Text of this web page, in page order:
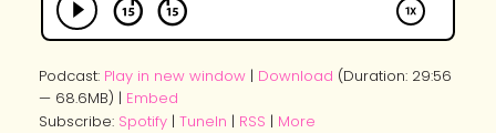
Podcast: Play in new window | Download (Duration: 29:56
— 68.6MB) | Embed
Subscribe: Spotify | TuneIn | RSS | More